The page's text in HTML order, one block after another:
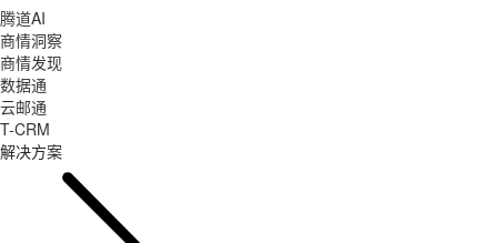
腾道AI
商情洞察
商情发现
数据通
云邮通
T-CRM
解决方案